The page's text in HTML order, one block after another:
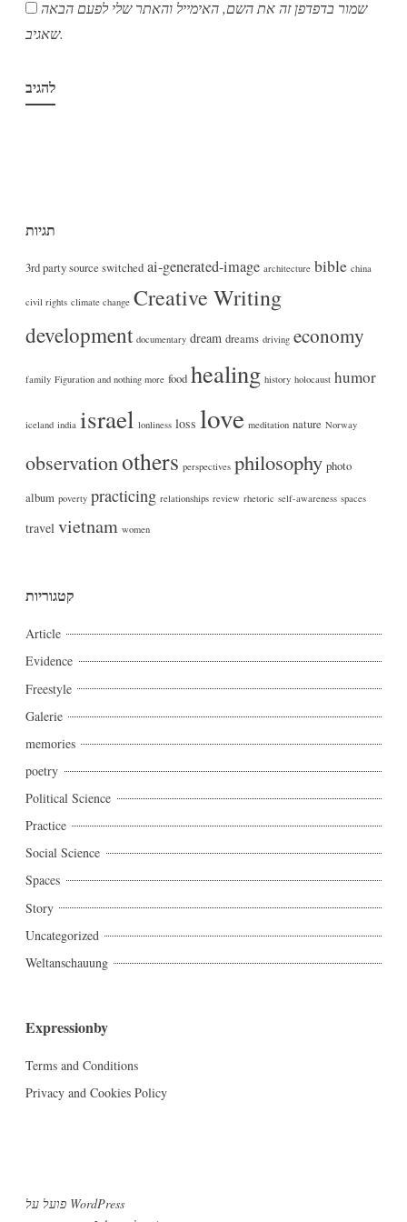
שמור בדפדפן זה את השם, האימייל והאתר שלי לפעם הבאה
שאגיב.
תגיות
3rd party source switched ai-generated-image architecture bible china
civil rights climate change Creative Writing
development documentary dream dreams driving economy
family Figuration and nothing more food healing history holocaust humor
iceland india israel lonliness loss love meditation nature Norway
observationothers perspectives philosophy photo
album poverty practicing relationships review rhetoric self-awareness spaces
travel vietnam women
קטגוריות
Article
Evidence
Freestyle
Galerie
memories
poetry
Political Science
Practice
Social Science
Spaces
Story
Uncategorized
Weltanschauung
Expressionby
Terms and Conditions
Privacy and Cookies Policy
פועל על WordPress